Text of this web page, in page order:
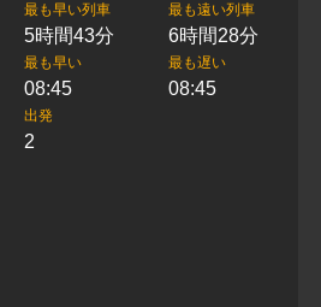
最も早い列車
5時間43分
最も遠い列車
6時間28分
最も早い
08:45
最も遅い
08:45
出発
2